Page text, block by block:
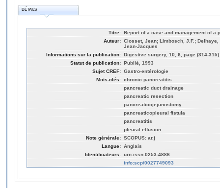
DÉTAILS
Titre: Report of a case and management of a
Auteur: Closset, Jean; Limbosch, J.F.;
Jean-Jacques
Informations sur la publication: Digestive surgery, 10, 6, page (314-315)
Statut de publication: Publié, 1993
Sujet CREF: Gastro-entérologie
Mots-clés: chronic pancreatitis
pancreatic duct drainage
pancreatic resection
pancreaticojejunostomy
pancreaticopleural fistula
pancreatitis
pleural effusion
Note générale: SCOPUS: ar.j
Langue: Anglais
Identificateurs: urn:issn:0253-4886
info:scp/0027749093